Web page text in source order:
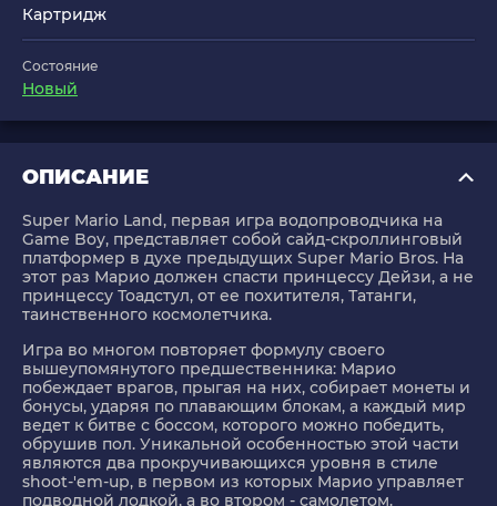
Картридж
Состояние
Новый
ОПИСАНИЕ
Super Mario Land, первая игра водопроводчика на
Game Boy, представляет собой сайд-скроллинговый
платформер в духе предыдущих Super Mario Bros. На
этот раз Марио должен спасти принцессу Дейзи, а не
принцессу Тоадстул, от ее похитителя, Татанги,
таинственного космолетчика.
Игра во многом повторяет формулу своего
вышеупомянутого предшественника: Марио
побеждает врагов, прыгая на них, собирает монеты и
бонусы, ударяя по плавающим блокам, а каждый мир
ведет к битве с боссом, которого можно победить,
обрушив пол. Уникальной особенностью этой части
являются два прокручивающихся уровня в стиле
shoot-'em-up, в первом из которых Марио управляет
подводной лодкой, а во втором - самолетом.